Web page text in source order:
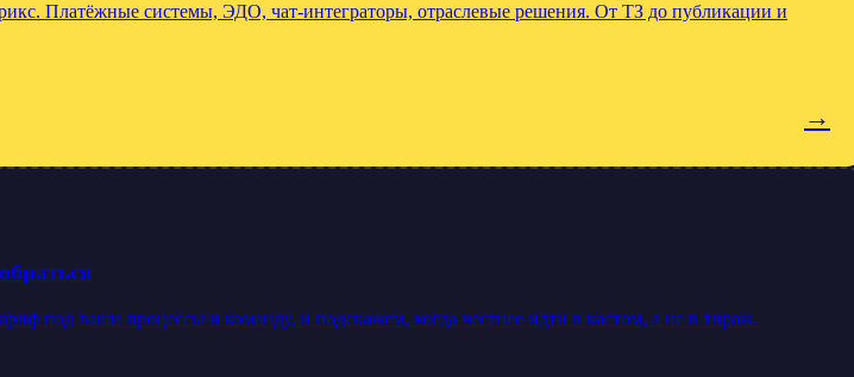
Платёжные системы, ЭДО, чат-интеграторы, отраслевые решения. От ТЗ до публикации и
→
под ваши процессы и команду, и подскажем, когда честнее идти в кастом, а не в тираж.